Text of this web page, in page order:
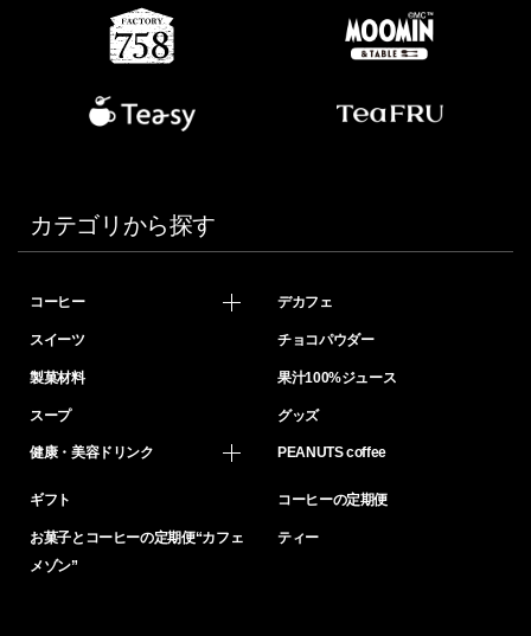
カテゴリから探す
コーヒー デカフェ
スイーツ チョコパウダー
製菓材料 果汁100%ジュース
スープ グッズ
健康・美容ドリンク PEANUTS coffee
ギフト コーヒーの定期便
お菓子とコーヒーの定期便“カフェ
メゾン”
ティー